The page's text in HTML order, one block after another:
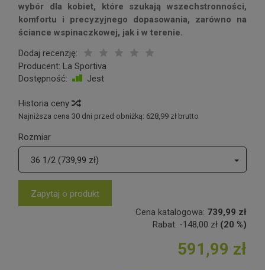
wybór dla kobiet, które szukają wszechstronności,
komfortu i precyzyjnego dopasowania, zarówno na
ściance wspinaczkowej, jak i w terenie.
Dodaj recenzję:
Producent: La Sportiva
Dostępność:
Jest
Historia ceny
Najniższa cena 30 dni przed obniżką: 628,99 zł brutto
Rozmiar
36 1/2 (739,99 zł)
Zapytaj o produkt
Cena katalogowa: 739,99 zł
Rabat: -148,00 zł (20 %)
591,99 zł